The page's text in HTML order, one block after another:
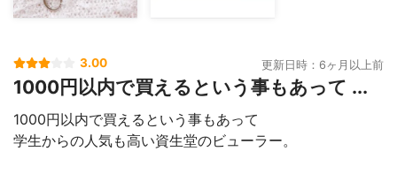
3.00 更新日時：6ヶ月以上前
1000円以内で買えるという事もあって ...
1000円以内で買えるという事もあって
学生からの人気も高い資生堂のビューラー。